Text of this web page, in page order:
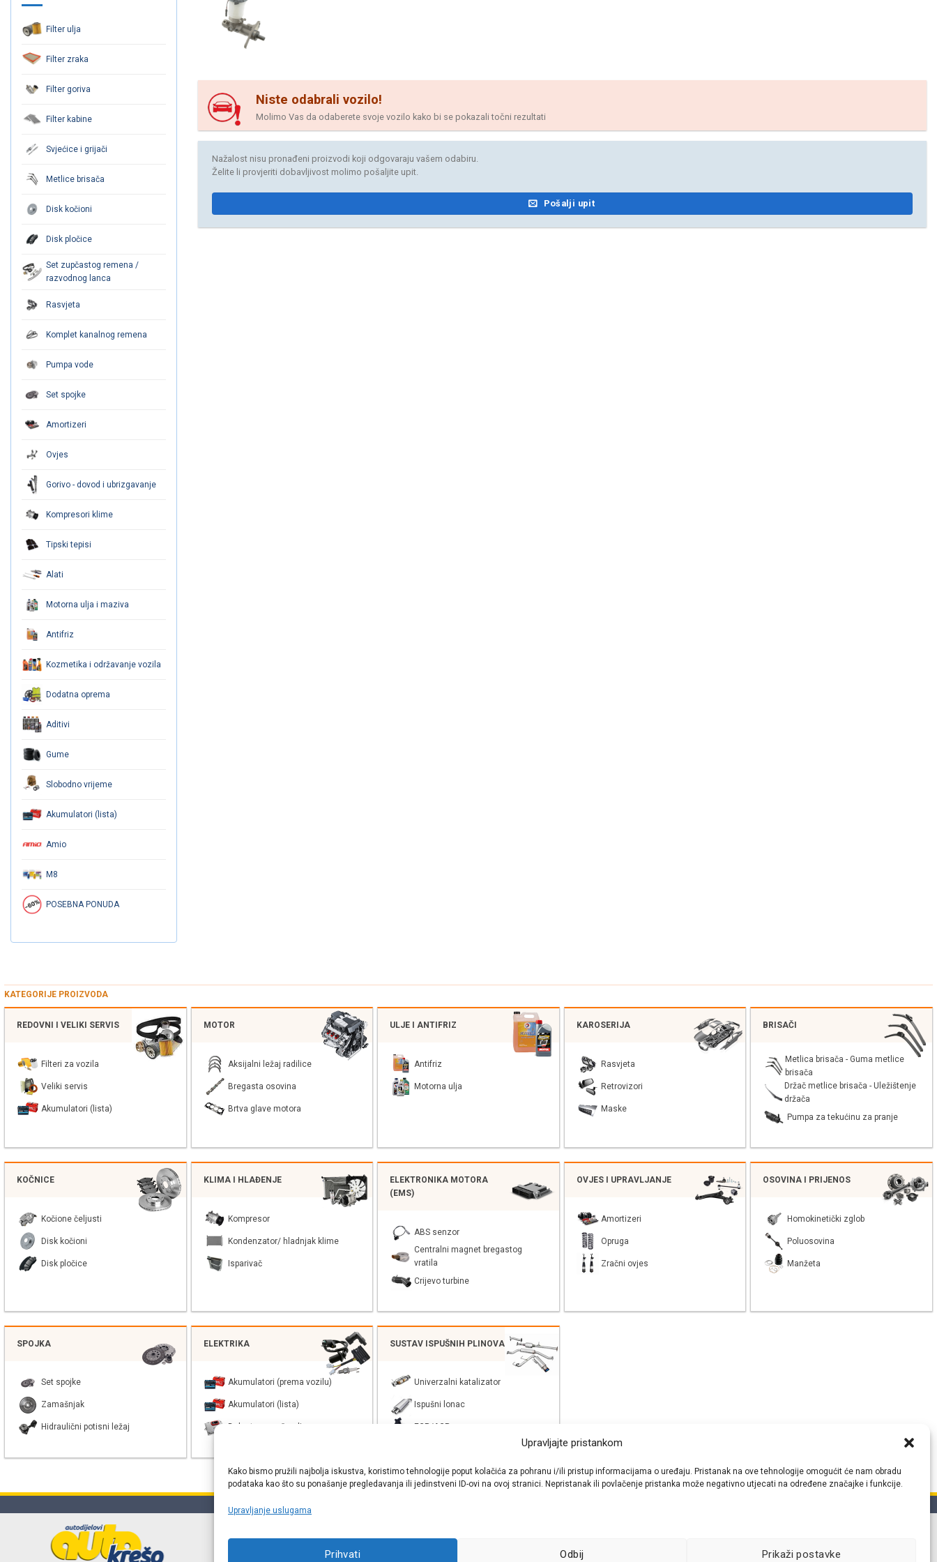
Upravljajte pristankom
Kako bismo pružili najbolja iskustva, koristimo tehnologije poput kolačića za pohranu i/ili pristup informacijama o uređaju. Pristanak na ove tehnologije omogućit će nam obradu
podataka kao što su ponašanje pregledavanja ili jedinstveni ID-ovi na ovoj stranici. Nepristanak ili povlačenje pristanka može negativno utjecati na određene značajke i funkcije.
Upravljanje uslugama
Prihvati Odbij Prikaži postavke
Filter ulja
Filter zraka
Filter goriva
Filter kabine
Svjećice i grijači
Metlice brisača
Disk kočioni
Disk pločice
Set zupčastog remena /
razvodnog lanca
Rasvjeta
Komplet kanalnog remena
Pumpa vode
Set spojke
Amortizeri
Ovjes
Gorivo - dovod i ubrizgavanje
Kompresori klime
Tipski tepisi
Alati
Motorna ulja i maziva
Antifriz
Kozmetika i održavanje vozila
Dodatna oprema
Aditivi
Gume
Slobodno vrijeme
Akumulatori (lista)
Amio
M8
POSEBNA PONUDA
Niste odabrali vozilo!
Molimo Vas da odaberete svoje vozilo kako bi se pokazali točni rezultati
Nažalost nisu pronađeni proizvodi koji odgovaraju vašem odabiru.
Želite li provjeriti dobavljivost molimo pošaljite upit.
Pošalji upit
KATEGORIJE PROIZVODA
REDOVNI I VELIKI SERVIS
Filteri za vozila
Veliki servis
Akumulatori (lista)
MOTOR
Aksijalni ležaj radilice
Bregasta osovina
Brtva glave motora
ULJE I ANTIFRIZ
Antifriz
Motorna ulja
KAROSERIJA
Rasvjeta
Retrovizori
Maske
BRISAČI
Metlica brisača - Guma metlice
brisača
Držač metlice brisača - Uležištenje
držača
Pumpa za tekućinu za pranje
KOČNICE
Kočione čeljusti
Disk kočioni
Disk pločice
KLIMA I HLAĐENJE
Kompresor
Kondenzator/ hladnjak klime
Isparivač
ELEKTRONIKA MOTORA
(EMS)
ABS senzor
Centralni magnet bregastog
vratila
Crijevo turbine
OVJES I UPRAVLJANJE
Amortizeri
Opruga
Zračni ovjes
OSOVINA I PRIJENOS
Homokinetički zglob
Poluosovina
Manžeta
SPOJKA
Set spojke
Zamašnjak
Hidraulični potisni ležaj
ELEKTRIKA
Akumulatori (prema vozilu)
Akumulatori (lista)
Balast xenon žarulje
SUSTAV ISPUŠNIH PLINOVA
Univerzalni katalizator
Ispušni lonac
EGR/AGR
Online webshop autodijelova- Auto Krešo - preko 200 svjetski poznatih i priznatih
proizvođača rezervnih dijelova za sve vrste i tipove osobnih i lakih teretnih vozila.